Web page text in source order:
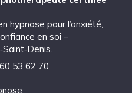
hypnose pour l’anxiété,
en soi –
53 62 70